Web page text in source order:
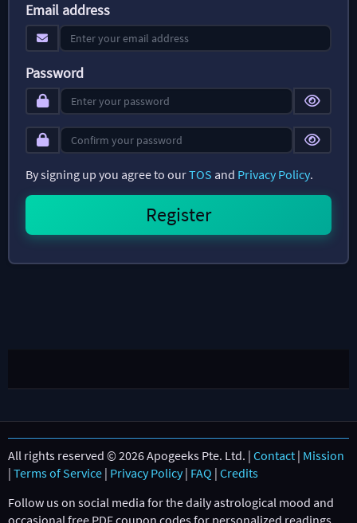
Email address
Password
By signing up you agree to ourTOS and Privacy Policy.
All rights reserved © 2026 Apogeeks Pte. Ltd. | Contact | Mission
| Terms of Service | Privacy Policy| FAQ | Credits
Follow us on social media for the daily astrological mood and